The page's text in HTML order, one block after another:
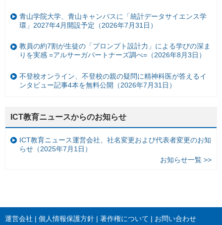
青山学院大学、青山キャンパスに「統計データサイエンス学
環」2027年4月開設予定（2026年7月31日）
教員の約7割が生徒の「プロンプト設計力」による学びの深ま
りを実感 =アルサーガパートナーズ調べ=（2026年8月3日）
不登校オンライン、不登校の親の疑問に精神科医が答えるイ
ンタビュー記事4本を無料公開（2026年7月31日）
ICT教育ニュースからのお知らせ
ICT教育ニュース運営会社、社名変更および代表者変更のお知
らせ（2025年7月1日）
お知らせ一覧 >>
運営会社 個人情報保護方針 著作権について お問い合わせ